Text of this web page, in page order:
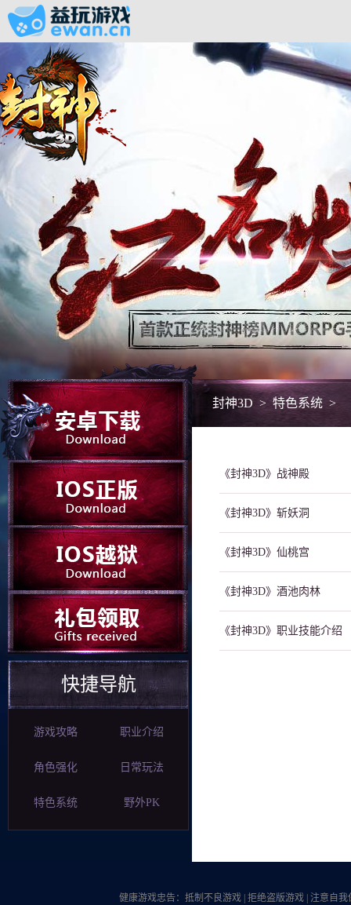
快捷导航
游戏攻略 职业介绍
角色强化 日常玩法
特色系统 野外PK
封神3D > 特色系统 >
《封神3D》战神殿
《封神3D》斩妖洞
《封神3D》仙桃宫
《封神3D》酒池肉林
《封神3D》职业技能介绍
健康游戏忠告：抵制不良游戏 | 拒绝盗版游戏 | 注意自